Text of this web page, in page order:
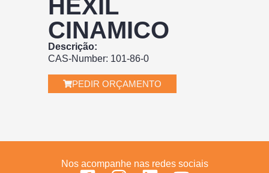
HEXIL
CINAMICO
Descrição:
CAS-Number: 101-86-0
PEDIR ORÇAMENTO
Nos acompanhe nas redes sociais